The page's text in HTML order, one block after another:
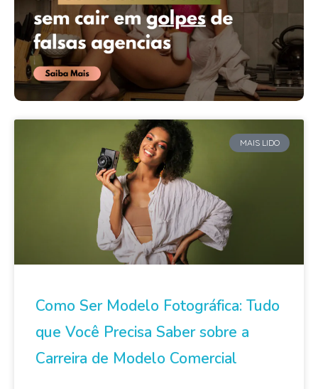
MAIS LIDO
Como Ser Modelo Fotográfica: Tudo
que Você Precisa Saber sobre a
Carreira de Modelo Comercial